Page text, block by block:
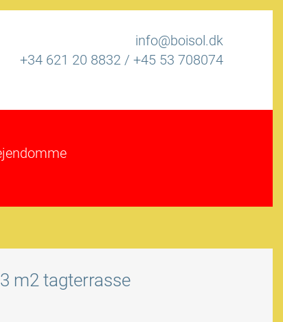
info@boisol.dk
+34 621 20 8832 / +45 53 708074
m2 tagterrasse